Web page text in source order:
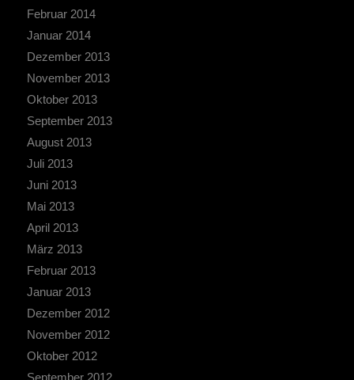
Februar 2014
Januar 2014
Dezember 2013
November 2013
Oktober 2013
September 2013
August 2013
Juli 2013
Juni 2013
Mai 2013
April 2013
März 2013
Februar 2013
Januar 2013
Dezember 2012
November 2012
Oktober 2012
September 2012